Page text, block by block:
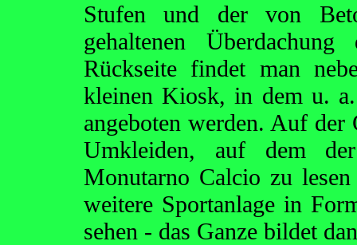
Stufen und der von
gehaltenen
Rückseite findet man
kleinen Kiosk, in dem u.
angeboten werden. Auf der
Umkleiden, auf dem
Monutarno Calcio zu
weitere Sportanlage in
sehen - das Ganze bildet